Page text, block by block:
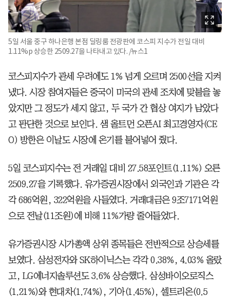
5일 서울 중구 하나은행 본점 딜링룸 전광판에 코스피 지수가 전일 대비
1.11%p 상승한 2509.27을 나타내고 있다. /뉴스1
코스피지수가 관세 우려에도 1% 넘게 오르며 2500선을 지켜
냈다. 시장 참여자들은 중국이 미국의 관세 조치에 맞불을 놓
았지만 그 정도가 세지 않고, 두 국가 간 협상 여지가 남았다
고 판단한 것으로 보인다. 샘 올트먼 오픈AI 최고경영자(CE
O) 방한은 이날도 시장에 온기를 불어넣어 줬다.
5일 코스피지수는 전 거래일 대비 27.58포인트(1.11%) 오른
2509.27을 기록했다. 유가증권시장에서 외국인과 기관은 각
각 686억원, 322억원을 사들였다. 거래대금은 9조7171억원
으로 전날(11조원)에 비해 11%가량 줄어들었다.
유가증권시장 시가총액 상위 종목들은 전반적으로 상승세를
보였다. 삼성전자와 SK하이닉스는 각각 0.38%, 4.03% 올랐
고, LG에너지솔루션도 3.6% 상승했다. 삼성바이오로직스
(1.21%)와 현대차(1.74%), 기아(1.45%), 셀트리온(0.5